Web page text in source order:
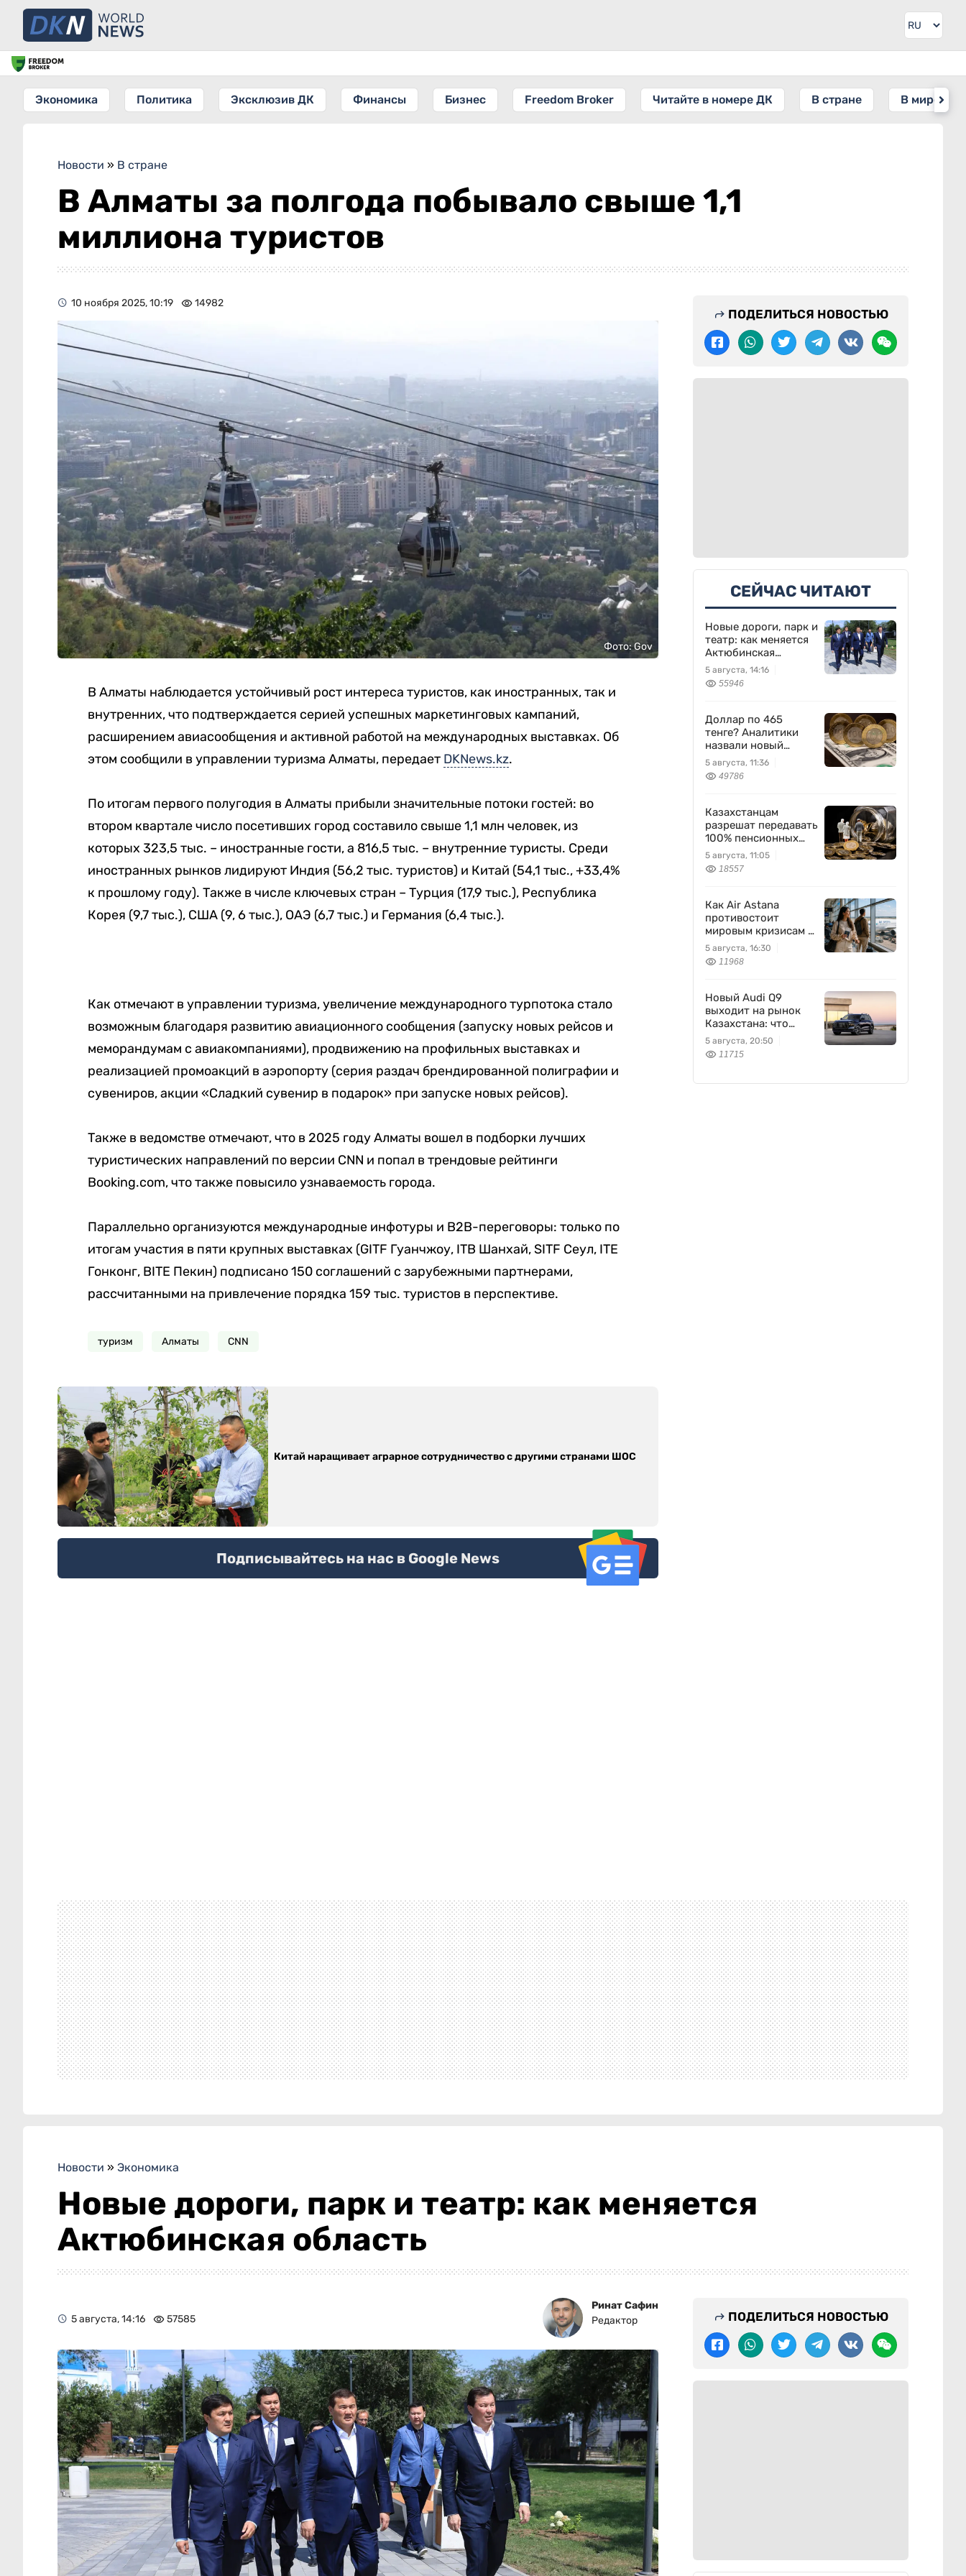
Экономика Политика Эксклюзив ДК Финансы Бизнес Freedom Broker Читайте в номере ДК В стране В мире
Новости » В стране
В Алматы за полгода побывало свыше 1,1
миллиона туристов
10 ноября 2025, 10:19 14982
Фото: Gov
В Алматы наблюдается устойчивый рост интереса туристов, как иностранных, так и
внутренних, что подтверждается серией успешных маркетинговых кампаний,
расширением авиасообщения и активной работой на международных выставках. Об
этом сообщили в управлении туризма Алматы, передает DKNews.kz.
По итогам первого полугодия в Алматы прибыли значительные потоки гостей: во
втором квартале число посетивших город составило свыше 1,1 млн человек, из
которых 323,5 тыс. – иностранные гости, а 816,5 тыс. – внутренние туристы. Среди
иностранных рынков лидируют Индия (56,2 тыс. туристов) и Китай (54,1 тыс., +33,4%
к прошлому году). Также в числе ключевых стран – Турция (17,9 тыс.), Республика
Корея (9,7 тыс.), США (9, 6 тыс.), ОАЭ (6,7 тыс.) и Германия (6,4 тыс.).
Как отмечают в управлении туризма, увеличение международного турпотока стало
возможным благодаря развитию авиационного сообщения (запуску новых рейсов и
меморандумам с авиакомпаниями), продвижению на профильных выставках и
реализацией промоакций в аэропорту (серия раздач брендированной полиграфии и
сувениров, акции «Сладкий сувенир в подарок» при запуске новых рейсов).
Также в ведомстве отмечают, что в 2025 году Алматы вошел в подборки лучших
туристических направлений по версии CNN и попал в трендовые рейтинги
Booking.com, что также повысило узнаваемость города.
Параллельно организуются международные инфотуры и B2B-переговоры: только по
итогам участия в пяти крупных выставках (GITF Гуанчжоу, ITB Шанхай, SITF Сеул, ITE
Гонконг, BITE Пекин) подписано 150 соглашений с зарубежными партнерами,
рассчитанными на привлечение порядка 159 тыс. туристов в перспективе.
туризм Алматы CNN
Китай наращивает аграрное сотрудничество с другими странами ШОС
Подписывайтесь на нас в Google News
ПОДЕЛИТЬСЯ НОВОСТЬЮ
СЕЙЧАС ЧИТАЮТ
Новые дороги, парк и
театр: как меняется
Актюбинская
область
5 августа, 14:16
55946
Доллар по 465
тенге? Аналитики
назвали новый
диапазон
5 августа, 11:36
49786
Казахстанцам
разрешат передавать
100% пенсионных
накоплений
5 августа, 11:05
18557
Как Air Astana
противостоит
мировым кризисам в
авиации
5 августа, 16:30
11968
Новый Audi Q9
выходит на рынок
Казахстана: что
известно
5 августа, 20:50
11715
Новости » Экономика
Новые дороги, парк и театр: как меняется
Актюбинская область
5 августа, 14:16 57585
Ринат Сафин
Редактор
ПОДЕЛИТЬСЯ НОВОСТЬЮ